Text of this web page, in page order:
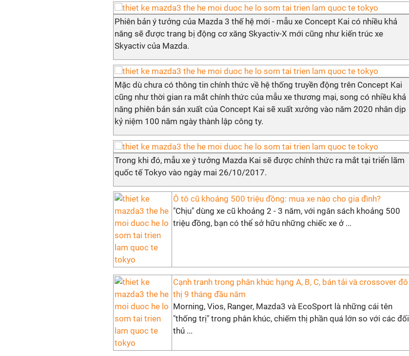
Phiên bản ý tưởng của Mazda 3 thế hệ mới - mẫu xe Concept Kai có nhiều khả
năng sẽ được trang bị động cơ xăng Skyactiv-X mới cũng như kiến trúc xe
Skyactiv của Mazda.
Mặc dù chưa có thông tin chính thức về hệ thống truyền động trên Concept Kai
cũng như thời gian ra mắt chính thức của mẫu xe thương mại, song có nhiều khả
năng phiên bản sản xuất của Concept Kai sẽ xuất xưởng vào năm 2020 nhân dịp
kỷ niệm 100 năm ngày thành lập công ty.
Trong khi đó, mẫu xe ý tưởng Mazda Kai sẽ được chính thức ra mắt tại triển lãm
quốc tế Tokyo vào ngày mai 26/10/2017.
Ô tô cũ khoảng 500 triệu đồng: mua xe nào cho gia đình?
"Chịu" dùng xe cũ khoảng 2 - 3 năm, với ngân sách khoảng 500
triệu đồng, bạn có thể sở hữu những chiếc xe ở ...
Cạnh tranh trong phân khúc hạng A, B, C, bán tải và crossover đô
thị 9 tháng đầu năm
Morning, Vios, Ranger, Mazda3 và EcoSport là những cái tên
"thống trị" trong phân khúc, chiếm thị phần quá lớn so với các đối
thủ ...